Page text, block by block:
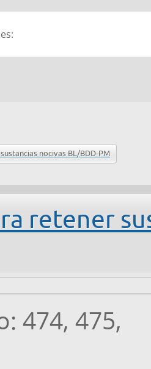
nocivas BL/BDD-PM
retener
474, 475,